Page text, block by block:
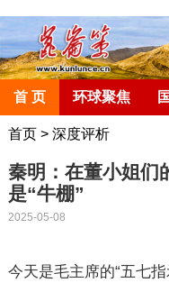
首 页 环球聚焦
首页> 深度评析
秦明：在董小姐们
是“牛棚”
2025-05-08
今天是毛主席的“五七